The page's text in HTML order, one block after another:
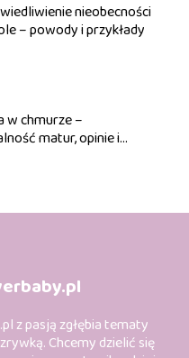
nieobecności
– powody i przykłady
w chmurze –
matur, opinie i
z pasją zgłębia tematy
Chcemy dzielić się